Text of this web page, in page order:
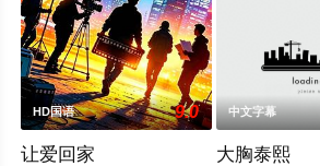
HD国语 9.0
让爱回家
中文字幕
大胸泰熙